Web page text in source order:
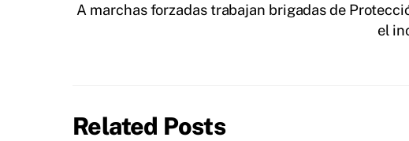
A marchas forzadas trabajan brigadas de
el
Related Posts